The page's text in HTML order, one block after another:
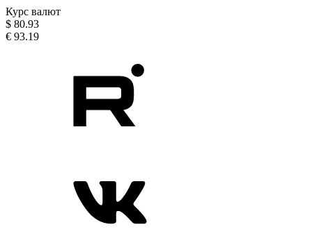
Курс валют
$ 80.93
€ 93.19